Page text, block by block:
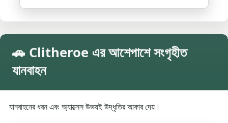
🚗 Clitheroe এর আশেপাশে সংগৃহীত
যানবাহন
যানবাহনের ধরন এবং অ্যাক্সেস উভয়ই উদ্ধৃতির আকার দেয়।